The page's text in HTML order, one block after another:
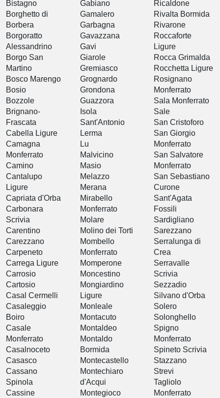
Bistagno
Borghetto di
Borbera
Borgoratto
Alessandrino
Borgo San
Martino
Bosco Marengo
Bosio
Bozzole
Brignano-
Frascata
Cabella Ligure
Camagna
Monferrato
Camino
Cantalupo
Ligure
Capriata d'Orba
Carbonara
Scrivia
Carentino
Carezzano
Carpeneto
Carrega Ligure
Carrosio
Cartosio
Casal Cermelli
Casaleggio
Boiro
Casale
Monferrato
Casalnoceto
Casasco
Cassano
Spinola
Cassine
Gabiano
Gamalero
Garbagna
Gavazzana
Gavi
Giarole
Gremiasco
Grognardo
Grondona
Guazzora
Isola
Sant'Antonio
Lerma
Lu
Malvicino
Masio
Melazzo
Merana
Mirabello
Monferrato
Molare
Molino dei Torti
Mombello
Monferrato
Momperone
Moncestino
Mongiardino
Ligure
Monleale
Montacuto
Montaldeo
Montaldo
Bormida
Montecastello
Montechiaro
d'Acqui
Montegioco
Ricaldone
Rivalta Bormida
Rivarone
Roccaforte
Ligure
Rocca Grimalda
Rocchetta Ligure
Rosignano
Monferrato
Sala Monferrato
Sale
San Cristoforo
San Giorgio
Monferrato
San Salvatore
Monferrato
San Sebastiano
Curone
Sant'Agata
Fossili
Sardigliano
Sarezzano
Serralunga di
Crea
Serravalle
Scrivia
Sezzadio
Silvano d'Orba
Solero
Solonghello
Spigno
Monferrato
Spineto Scrivia
Stazzano
Strevi
Tagliolo
Monferrato